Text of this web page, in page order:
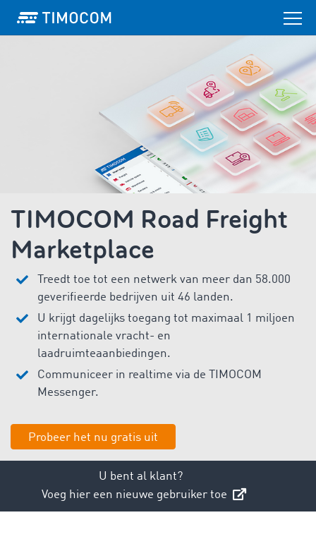
TIMOCOM Road Freight
Marketplace
Treedt toe tot een netwerk van meer dan 58.000
geverifieerde bedrijven uit 46 landen.
U krijgt dagelijks toegang tot maximaal 1 miljoen
internationale vracht- en
laadruimteaanbiedingen.
Communiceer in realtime via de TIMOCOM
Messenger.
Probeer het nu gratis uit
U bent al klant?
Voeg hier een nieuwe gebruiker toe